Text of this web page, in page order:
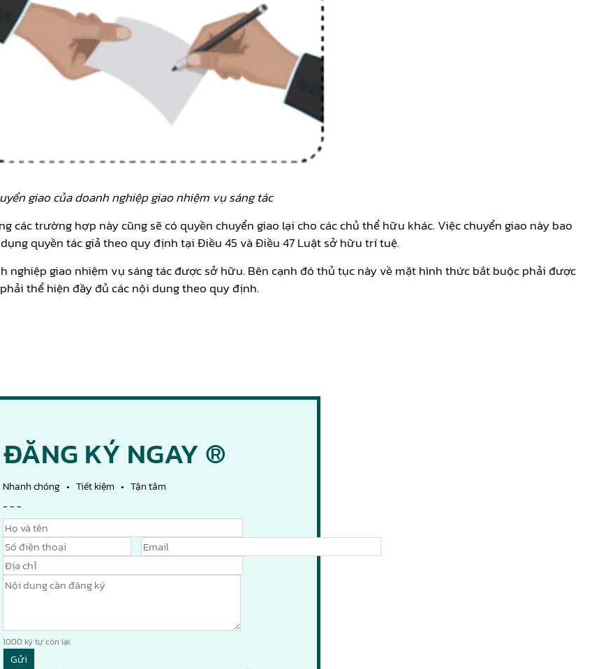
giao của doanh nghiệp giao nhiệm vụ sáng tác
các trường hợp này cũng sẽ có quyền chuyển giao lại cho các chủ thể hữu khác. Việc chuyển giao này bao
quyền tác giả theo quy định tại Điều 45 và Điều 47 Luật sở hữu trí tuệ.
nghiệp giao nhiệm vụ sáng tác được sở hữu. Bên cạnh đó thủ tục này về mặt hình thức bắt buộc phải được
thể hiện đầy đủ các nội dung theo quy định.
ĐĂNG KÝ NGAY ®
Nhanh chóng • Tiết kiệm • Tận tâm
- - -
1000 ký tự còn lại.